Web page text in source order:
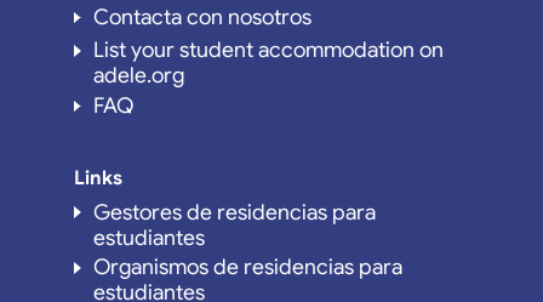
Contacta con nosotros
List your student accommodation on
adele.org
FAQ
Links
Gestores de residencias para
estudiantes
Organismos de residencias para
estudiantes